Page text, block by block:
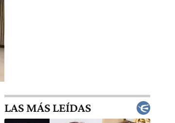
LAS MÁS LEÍDAS